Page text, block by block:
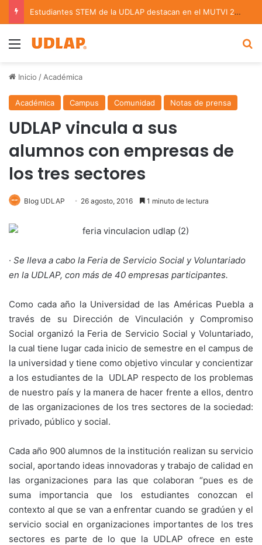
Estudiantes STEM de la UDLAP destacan en el MUTVI 2026
Menu
Inicio / Académica
Académica Campus Comunidad Notas de prensa
UDLAP vincula a sus
alumnos con empresas de
los tres sectores
Blog UDLAP 26 agosto, 2016 1 minuto de lectura
· Se lleva a cabo la Feria de Servicio Social y Voluntariado
en la UDLAP, con más de 40 empresas participantes.
Como cada año la Universidad de las Américas Puebla a
través de su Dirección de Vinculación y Compromiso
Social organizó la Feria de Servicio Social y Voluntariado,
la cual tiene lugar cada inicio de semestre en el campus de
la universidad y tiene como objetivo vincular y concientizar
a los estudiantes de la UDLAP respecto de los problemas
de nuestro país y la manera de hacer frente a ellos, dentro
de las organizaciones de los tres sectores de la sociedad:
privado, público y social.
Cada año 900 alumnos de la institución realizan su servicio
social, aportando ideas innovadoras y trabajo de calidad en
las organizaciones para las que colaboran “pues es de
suma importancia que los estudiantes conozcan el
contexto al que se van a enfrentar cuando se gradúen y el
servicio social en organizaciones importantes de los tres
sectores es parte de lo que la UDLAP ofrece en este